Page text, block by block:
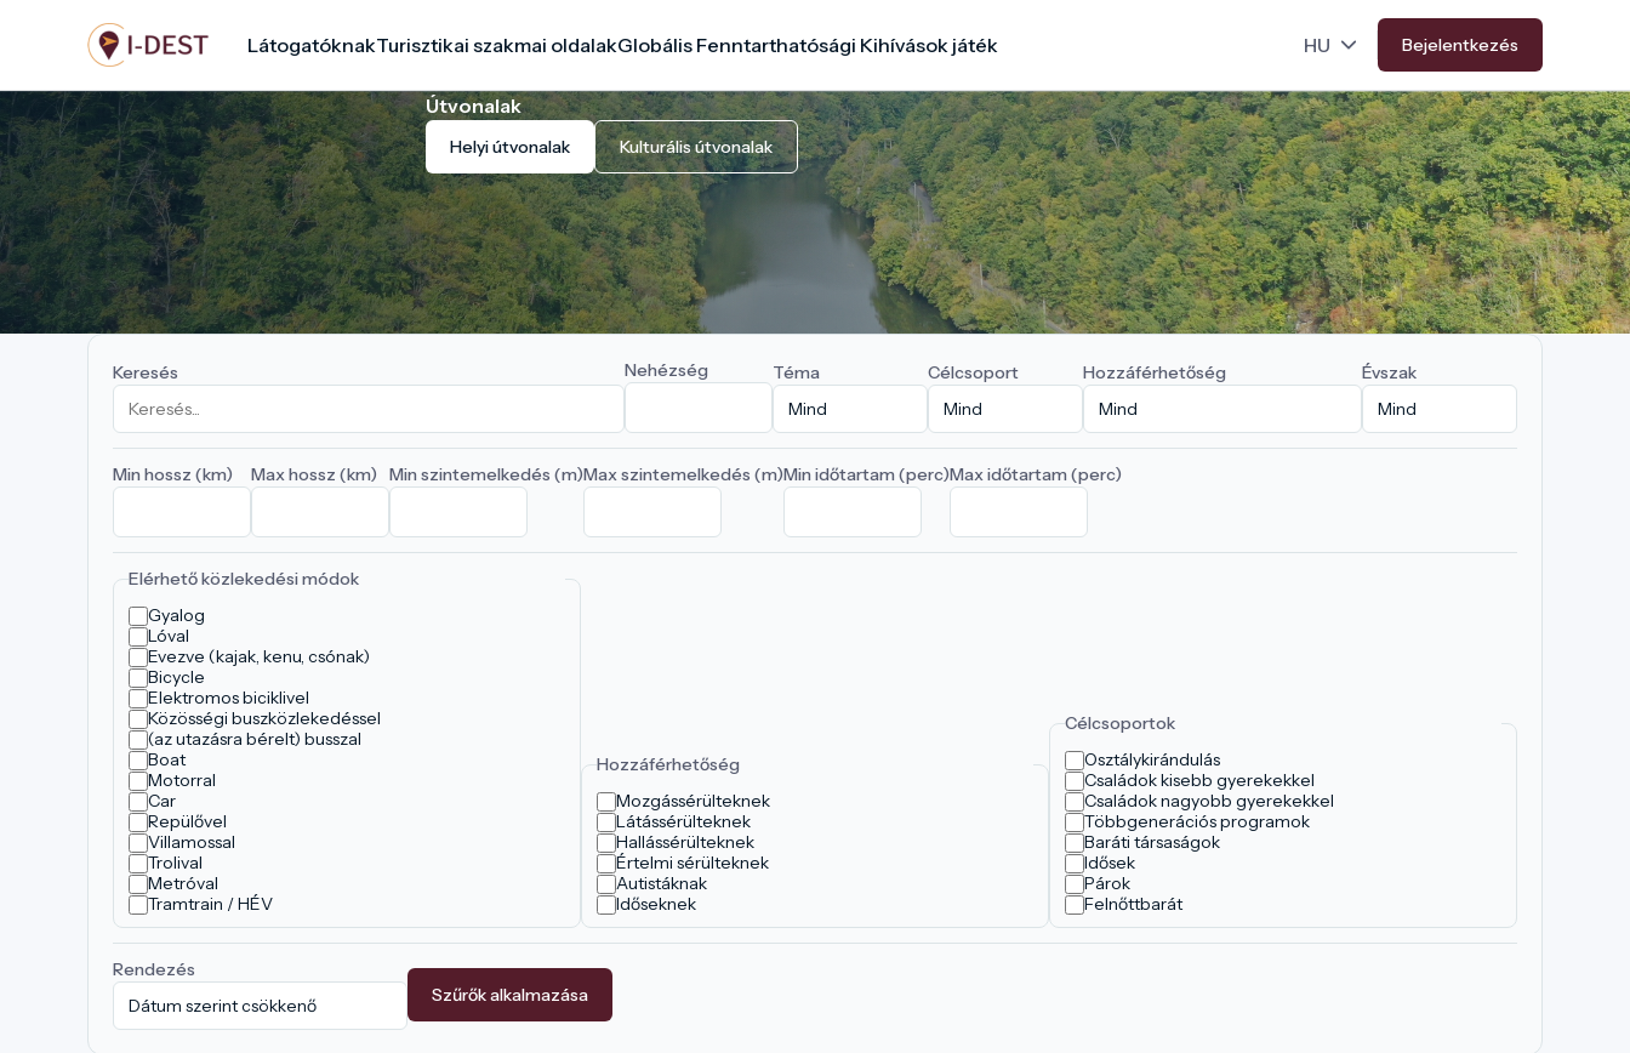
tartalomra
LátogatóknakTurisztikai szakmai oldalakGlobális Fenntarthatósági Kihívások játék Bejelentkezés
Útvonalak
Helyi útvonalak Kulturális útvonalak
Keresés Nehézség Téma Célcsoport Hozzáférhetőség Évszak
Min hossz (km) Max hossz (km) Min szintemelkedés (m)Max szintemelkedés (m)Min időtartam (perc)Max időtartam (perc)
Elérhető közlekedési módok
Gyalog
Lóval
Evezve (kajak, kenu, csónak)
Bicycle
Elektromos biciklivel
Közösségi buszközlekedéssel
(az utazásra bérelt) busszal
Boat
Motorral
Car
Repülővel
Villamossal
Trolival
Metróval
Tramtrain / HÉV
Hozzáférhetőség
Mozgássérülteknek
Látássérülteknek
Hallássérülteknek
Értelmi sérülteknek
Autistáknak
Időseknek
Célcsoportok
Osztálykirándulás
Családok kisebb gyerekekkel
Családok nagyobb gyerekekkel
Többgenerációs programok
Baráti társaságok
Idősek
Párok
Felnőttbarát
Rendezés
Szűrők alkalmazása